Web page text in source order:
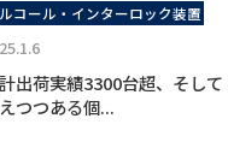
コール・インターロック装置
出荷実績3300台超、そして
つつある個...